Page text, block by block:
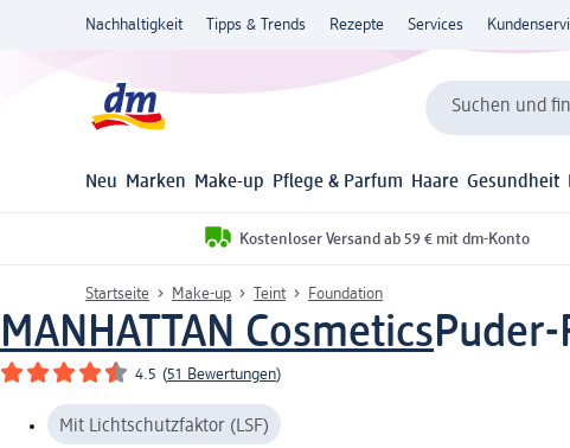
Nachhaltigkeit Tipps & Trends Rezepte Services
Suchen und
Neu Marken Make-up Pflege & Parfum Haare Gesundheit
Kostenloser Versand ab 59 € mit dm-Konto
Startseite Make-up Teint Foundation
MANHATTAN Cosmetics
4.5 (51 Bewertungen)
Mit Lichtschutzfaktor (LSF)